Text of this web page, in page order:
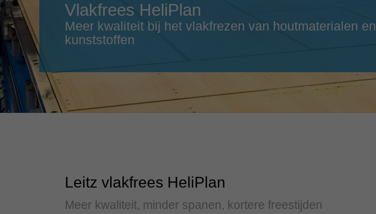
Lietuva
Magyarország magyar
México
Vlakfrees HeliPlan
Meer kwaliteit bij het vlakfrezen van houtmaterialen en
kunststoffen
Leitz vlakfrees HeliPlan
Meer kwaliteit, minder spanen, kortere freestijden